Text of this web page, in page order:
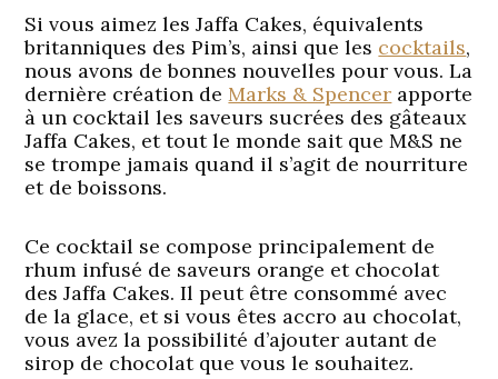
Si vous aimez les Jaffa Cakes, équivalents
britanniques des Pim’s, ainsi que les cocktails,
nous avons de bonnes nouvelles pour vous. La
dernière création deMarks & Spencer apporte
à un cocktail les saveurs sucrées des gâteaux
Jaffa Cakes, et tout le monde sait que M&S ne
se trompe jamais quand il s’agit de nourriture
et de boissons.
Ce cocktail se compose principalement de
rhum infusé de saveurs orange et chocolat
des Jaffa Cakes. Il peut être consommé avec
de la glace, et si vous êtes accro au chocolat,
vous avez la possibilité d’ajouter autant de
sirop de chocolat que vous le souhaitez.